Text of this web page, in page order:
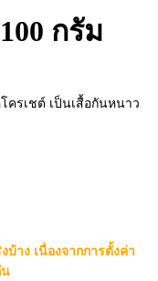
กรัม
ครเชต์ เป็นเสื้อกันหนาว
าง เนื่องจากการตั้งค่า
น